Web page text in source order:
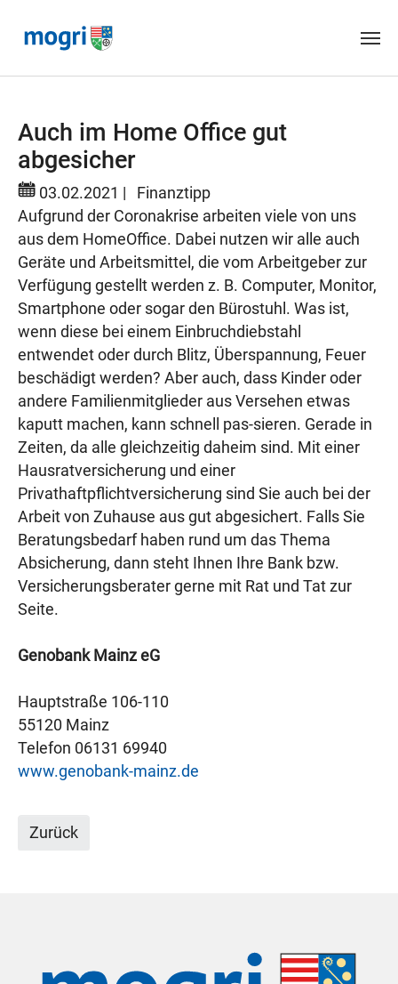
Auch im Home Office gut
abgesicher
03.02.2021
Finanztipp
Aufgrund der Coronakrise arbeiten viele von uns
aus dem HomeOffice. Dabei nutzen wir alle auch
Geräte und Arbeitsmittel, die vom Arbeitgeber zur
Verfügung gestellt werden z. B. Computer, Monitor,
Smartphone oder sogar den Bürostuhl. Was ist,
wenn diese bei einem Einbruchdiebstahl
entwendet oder durch Blitz, Überspannung, Feuer
beschädigt werden? Aber auch, dass Kinder oder
andere Familienmitglieder aus Versehen etwas
kaputt machen, kann schnell pas-sieren. Gerade in
Zeiten, da alle gleichzeitig daheim sind. Mit einer
Hausratversicherung und einer
Privathaftpflichtversicherung sind Sie auch bei der
Arbeit von Zuhause aus gut abgesichert. Falls Sie
Beratungsbedarf haben rund um das Thema
Absicherung, dann steht Ihnen Ihre Bank bzw.
Versicherungsberater gerne mit Rat und Tat zur
Seite.
Genobank Mainz eG
Hauptstraße 106-110
55120 Mainz
Telefon 06131 69940
www.genobank-mainz.de
Zurück